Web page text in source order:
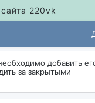
220vk
добавить
за закрытыми